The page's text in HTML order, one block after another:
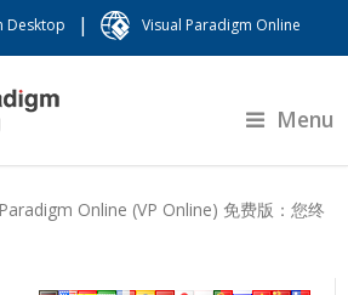
Desktop | Visual Paradigm Online
Menu
Online (VP Online) 免费版：您终